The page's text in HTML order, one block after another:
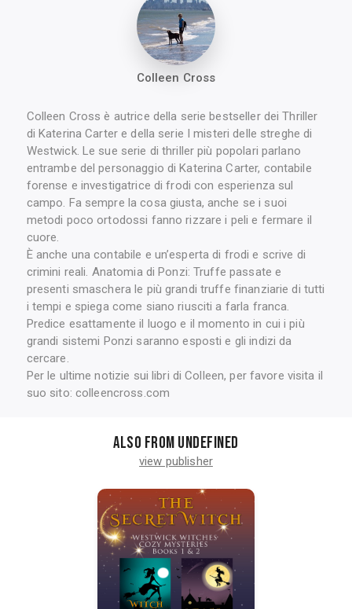
Colleen Cross
Colleen Cross è autrice della serie bestseller dei Thriller
di Katerina Carter e della serie I misteri delle streghe di
Westwick. Le sue serie di thriller più popolari parlano
entrambe del personaggio di Katerina Carter, contabile
forense e investigatrice di frodi con esperienza sul
campo. Fa sempre la cosa giusta, anche se i suoi
metodi poco ortodossi fanno rizzare i peli e fermare il
cuore.
È anche una contabile e un’esperta di frodi e scrive di
crimini reali. Anatomia di Ponzi: Truffe passate e
presenti smaschera le più grandi truffe finanziarie di tutti
i tempi e spiega come siano riusciti a farla franca.
Predice esattamente il luogo e il momento in cui i più
grandi sistemi Ponzi saranno esposti e gli indizi da
cercare.
Per le ultime notizie sui libri di Colleen, per favore visita il
suo sito: colleencross.com
Also from undefined
view publisher